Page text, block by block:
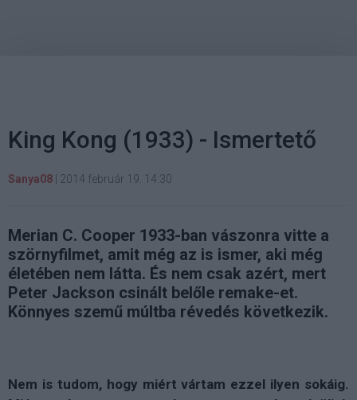
King Kong (1933) - Ismertető
Sanya08 2014 február 19. 14:30
Merian C. Cooper 1933-ban vászonra vitte a
szörnyfilmet, amit még az is ismer, aki még
életében nem látta. És nem csak azért, mert
Peter Jackson csinált belőle remake-et.
Könnyes szemű múltba révedés következik.
Nem is tudom, hogy miért vártam ezzel ilyen sokáig.